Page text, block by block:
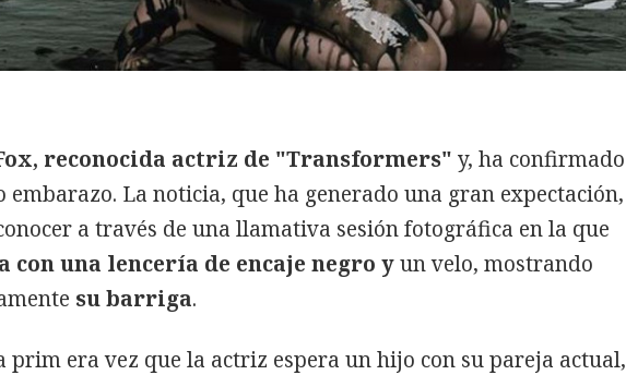
reconocida actriz de "Transformers" y, ha confirmado
embarazo. La noticia, que ha generado una gran expectación,
a través de una llamativa sesión fotográfica en la que
con una lencería de encaje negro yun velo, mostrando
su barriga.
prim era vez que la actriz espera un hijo con su pareja actual,